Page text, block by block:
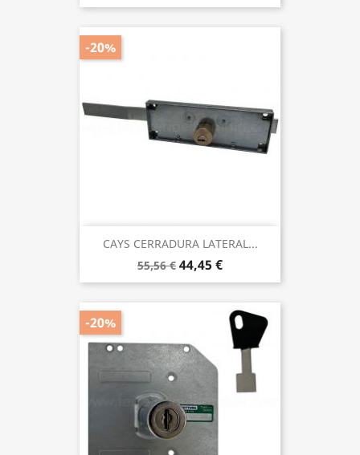
CAYS CERRADURA LATERAL...
55,56 € 44,45 €
-20%
-20%